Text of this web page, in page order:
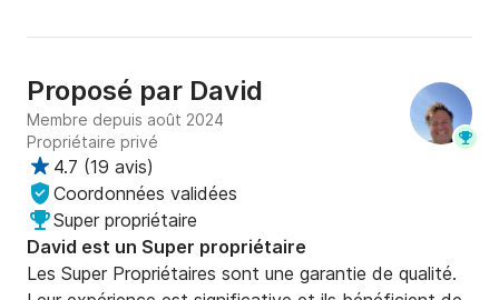
Proposé par David
Membre depuis août 2024
Propriétaire privé
4.7 (19 avis)
Coordonnées validées
Super propriétaire
David est un Super propriétaire
Les Super Propriétaires sont une garantie de qualité.